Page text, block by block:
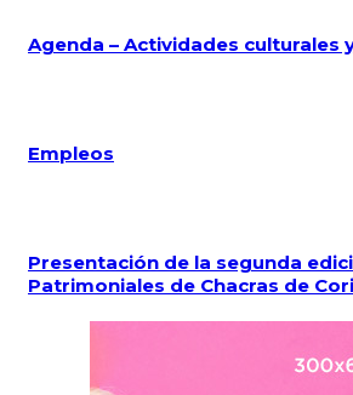
Agenda – Actividades culturales
Empleos
Presentación de la segunda
Patrimoniales de Chacras de